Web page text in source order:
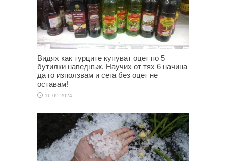
Видях как турците купуват оцет по 5
бутилки наведнъж. Научих от тях 6 начина
да го използвам и сега без оцет не
оставам!
16.09.2024